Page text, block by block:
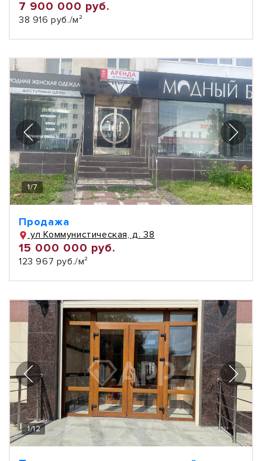
7 900 000 руб.
38 916 руб./м²
1/7
Продажа
ул Коммунистическая, д. 38
15 000 000 руб.
123 967 руб./м²
1/12